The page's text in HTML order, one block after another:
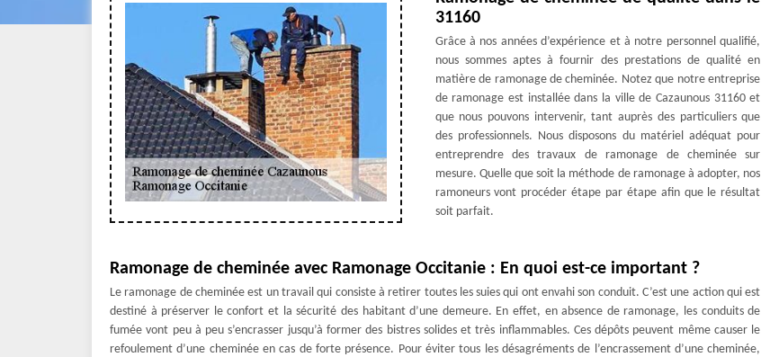
31160
Grâce à nos années d’expérience et à notre personnel qualifié,
nous sommes aptes à fournir des prestations de qualité en
matière de ramonage de cheminée. Notez que notre entreprise
de ramonage est installée dans la ville de Cazaunous 31160 et
que nous pouvons intervenir, tant auprès des particuliers que
des professionnels. Nous disposons du matériel adéquat pour
entreprendre des travaux de ramonage de cheminée sur
mesure. Quelle que soit la méthode de ramonage à adopter, nos
ramoneurs vont procéder étape par étape afin que le résultat
soit parfait.
Ramonage de cheminée avec Ramonage Occitanie : En quoi est-ce important ?
Le ramonage de cheminée est un travail qui consiste à retirer toutes les suies qui ont envahi son conduit. C’est une action qui est
destiné à préserver le confort et la sécurité des habitant d’une demeure. En effet, en absence de ramonage, les conduits de
fumée vont peu à peu s’encrasser jusqu’à former des bistres solides et très inflammables. Ces dépôts peuvent même causer le
refoulement d’une cheminée en cas de forte présence. Pour éviter tous les désagréments de l’encrassement d’une cheminée,